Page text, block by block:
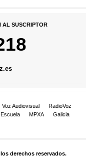
AL SUSCRIPTOR
Voz Audiovisual
RadioVoz
MPXA
Galicia
derechos reservados.